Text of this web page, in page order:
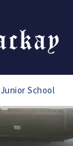
Junior School